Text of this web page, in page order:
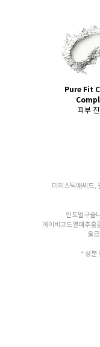
Pure Fit
피부
미리스틱애씨드,
인도멀구슬
아이비고드열매추출
울
* 성분